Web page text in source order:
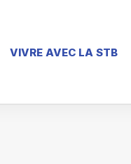
VIVRE AVEC LA STB